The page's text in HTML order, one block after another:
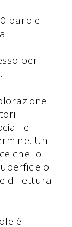
parole
per
e
Un
che lo
o
di lettura
è